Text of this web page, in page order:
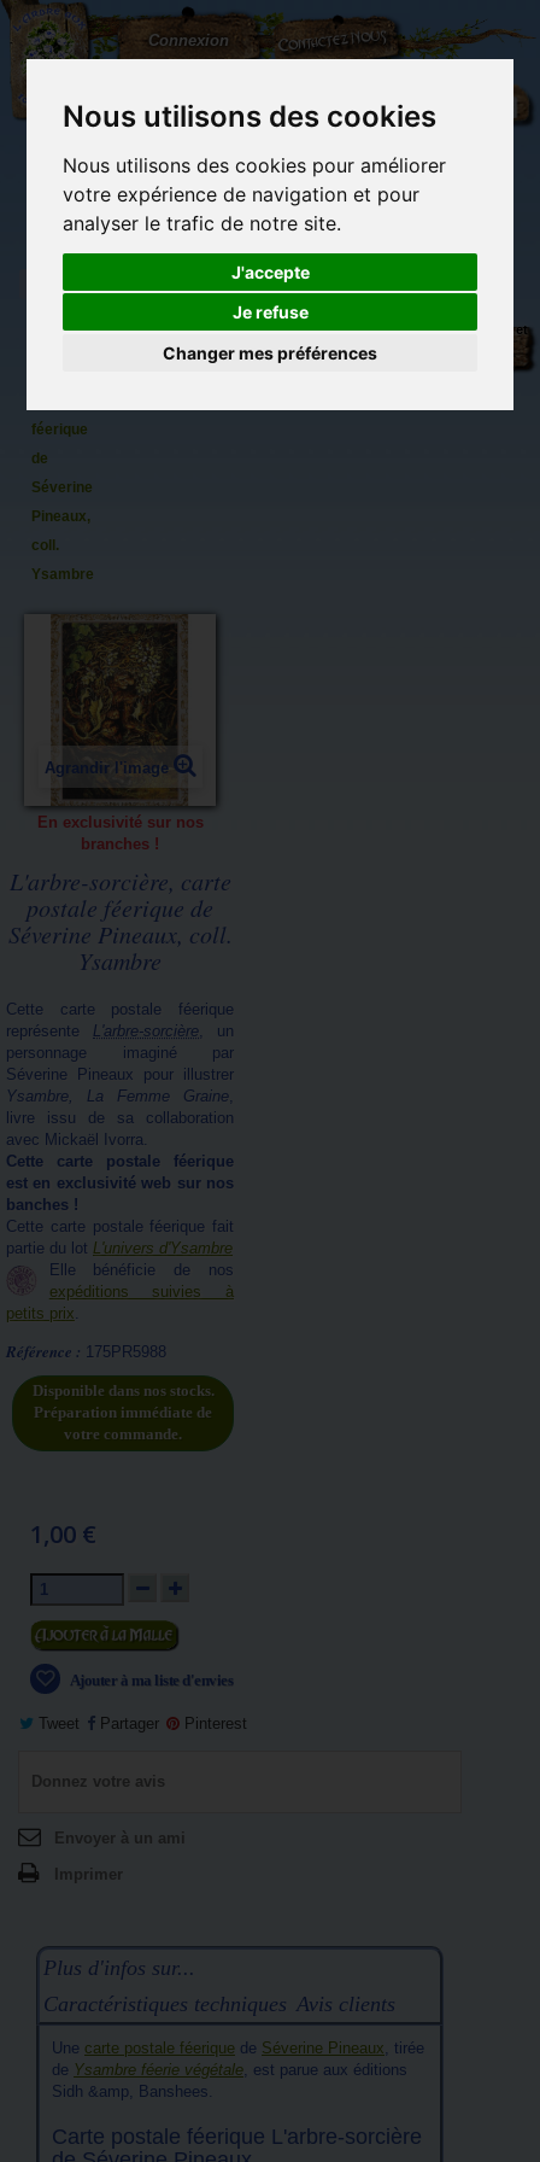
Nous utilisons des cookies
Nous utilisons des cookies pour améliorer
votre expérience de navigation et pour
analyser le trafic de notre site.
J'accepte
Je refuse
Changer mes préférences
L'Arbre
aux
100.000
Connexion Contactez-nous
(vide)
Librairie des
Carterie
originale
Activités
détente et jeux
Objets déco et
féerique
de
Séverine
Pineaux,
coll.
Ysambre
Agrandir l'image
En exclusivité sur nos
branches !
L'arbre-sorcière, carte
postale féerique de
Séverine Pineaux, coll.
Ysambre
Cette carte postale féerique
représente L'arbre-sorcière, un
personnage imaginé par
Séverine Pineaux pour illustrer
Ysambre, La Femme Graine,
livre issu de sa collaboration
avec Mickaël Ivorra.
Cette carte postale féerique
est en exclusivité web sur nos
banches !
Cette carte postale féerique fait
partie du lot L'univers d'Ysambre
Elle bénéficie de nos
expéditions suivies à
petits prix.
Référence : 175PR5988
Disponible dans nos stocks.
Préparation immédiate de
votre commande.
1,00 €
Ajouter au panier
Ajouter à ma liste d'envies
Tweet Partager Pinterest
Donnez votre avis
Envoyer à un ami
Imprimer
Plus d'infos sur...
Caractéristiques techniques Avis clients
Une carte postale féerique de Séverine Pineaux, tirée
de Ysambre féerie végétale, est parue aux éditions
Sidh &amp, Banshees.
Carte postale féerique L'arbre-sorcière